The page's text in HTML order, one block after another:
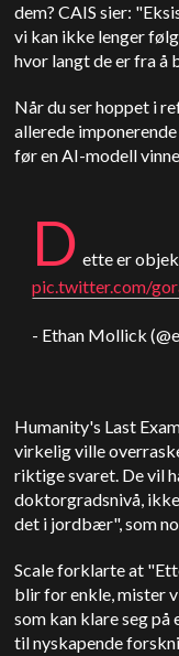
dem? CAIS sier:
vi kan ikke lenger
hvor langt de er fra å
Når du ser hoppet i
allerede
før en AI-modell
D ette er
pic.twitter.com/
- Ethan Mollick
Humanity's Last
virkelig ville
riktige svaret. De vil
doktorgradsnivå,
det i jordbær", som
Scale forklarte at
blir for enkle, mister
som kan klare seg
til nyskapende